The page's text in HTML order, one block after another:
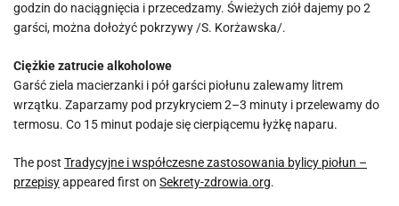
godzin do naciągnięcia i przecedzamy. Świeżych ziół dajemy po 2
garści, można dołożyć pokrzywy /S. Korżawska/.
Ciężkie zatrucie alkoholowe
Garść ziela macierzanki i pół garści piołunu zalewamy litrem
wrzątku. Zaparzamy pod przykryciem 2–3 minuty i przelewamy do
termosu. Co 15 minut podaje się cierpiącemu łyżkę naparu.
The post Tradycyjne i współczesne zastosowania bylicy piołun –
przepisyappeared first on Sekrety-zdrowia.org.